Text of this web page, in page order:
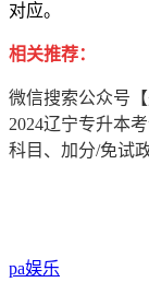
对应。
相关推荐：
微信搜索公众号
2024辽宁专升本
科目、加分/免试
pa娱乐